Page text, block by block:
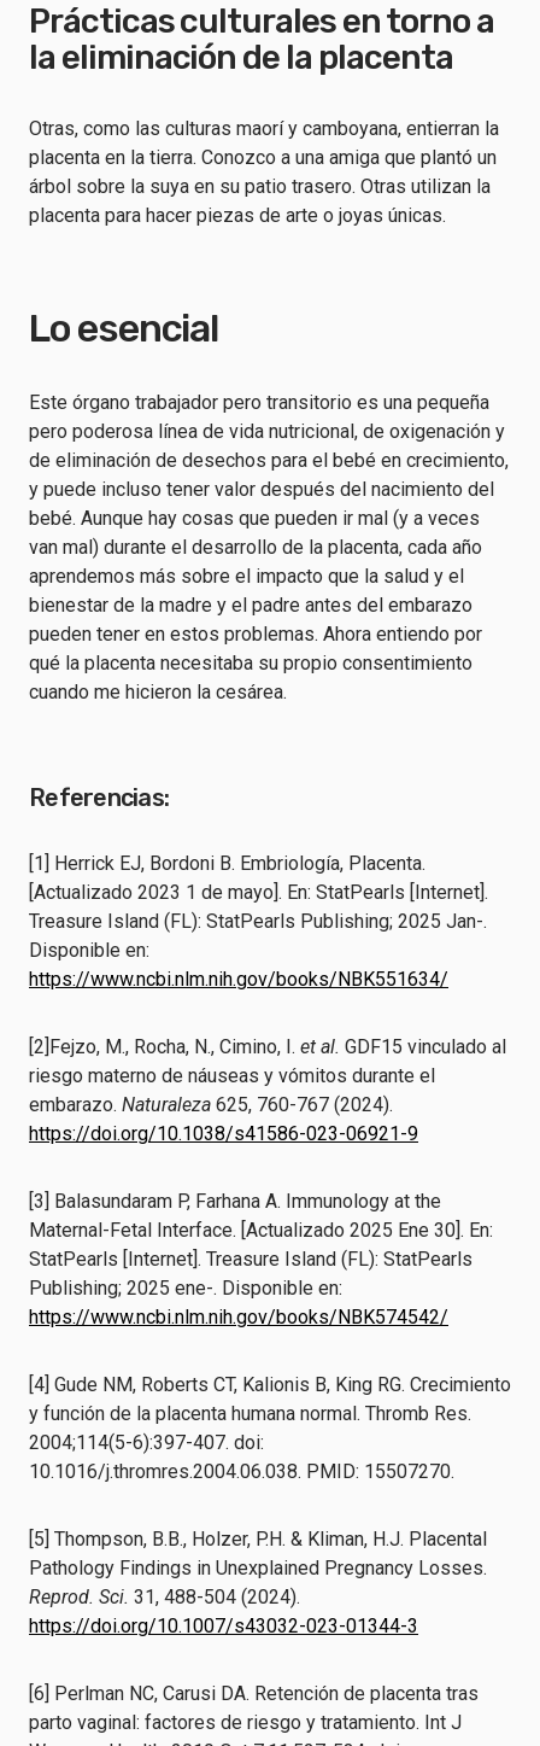
Prácticas culturales en torno a
la eliminación de la placenta
Otras, como las culturas maorí y camboyana, entierran la
placenta en la tierra. Conozco a una amiga que plantó un
árbol sobre la suya en su patio trasero. Otras utilizan la
placenta para hacer piezas de arte o joyas únicas.
Lo esencial
Este órgano trabajador pero transitorio es una pequeña
pero poderosa línea de vida nutricional, de oxigenación y
de eliminación de desechos para el bebé en crecimiento,
y puede incluso tener valor después del nacimiento del
bebé. Aunque hay cosas que pueden ir mal (y a veces
van mal) durante el desarrollo de la placenta, cada año
aprendemos más sobre el impacto que la salud y el
bienestar de la madre y el padre antes del embarazo
pueden tener en estos problemas. Ahora entiendo por
qué la placenta necesitaba su propio consentimiento
cuando me hicieron la cesárea.
Referencias:
[1] Herrick EJ, Bordoni B. Embriología, Placenta.
[Actualizado 2023 1 de mayo]. En: StatPearls [Internet].
Treasure Island (FL): StatPearls Publishing; 2025 Jan-.
Disponible en:
https://www.ncbi.nlm.nih.gov/books/NBK551634/
[2]Fejzo, M., Rocha, N., Cimino, I. et al. GDF15 vinculado al
riesgo materno de náuseas y vómitos durante el
embarazo. Naturaleza 625, 760-767 (2024).
https://doi.org/10.1038/s41586-023-06921-9
[3] Balasundaram P, Farhana A. Immunology at the
Maternal-Fetal Interface. [Actualizado 2025 Ene 30]. En:
StatPearls [Internet]. Treasure Island (FL): StatPearls
Publishing; 2025 ene-. Disponible en:
https://www.ncbi.nlm.nih.gov/books/NBK574542/
[4] Gude NM, Roberts CT, Kalionis B, King RG. Crecimiento
y función de la placenta humana normal. Thromb Res.
2004;114(5-6):397-407. doi:
10.1016/j.thromres.2004.06.038. PMID: 15507270.
[5] Thompson, B.B., Holzer, P.H. & Kliman, H.J. Placental
Pathology Findings in Unexplained Pregnancy Losses.
Reprod. Sci. 31, 488-504 (2024).
https://doi.org/10.1007/s43032-023-01344-3
[6] Perlman NC, Carusi DA. Retención de placenta tras
parto vaginal: factores de riesgo y tratamiento. Int J